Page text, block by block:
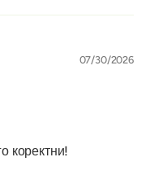
07/30/2026
коректни!